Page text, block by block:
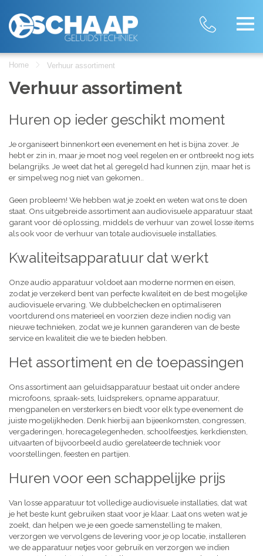
Home Verhuur assortiment
Verhuur assortiment
Huren op ieder geschikt moment
Je organiseert binnenkort een evenement en het is bijna zover. Je
hebt er zin in, maar je moet nog veel regelen en er ontbreekt nog iets
belangrijks. Je weet dat het al geregeld had kunnen zijn, maar het is
er simpelweg nog niet van gekomen..
Geen probleem! We hebben wat je zoekt en weten wat ons te doen
staat. Ons uitgebreide assortiment aan audiovisuele apparatuur staat
garant voor dé oplossing, middels de verhuur van zowel losse items
als ook voor de verhuur van totale audiovisuele installaties.
Kwaliteitsapparatuur dat werkt
Onze audio apparatuur voldoet aan moderne normen en eisen,
zodat je verzekerd bent van perfecte kwaliteit en de best mogelijke
audiovisuele ervaring. We dubbelchecken en optimaliseren
voortdurend ons materieel en voorzien deze indien nodig van
nieuwe technieken, zodat we je kunnen garanderen van de beste
service en kwaliteit die we te bieden hebben.
Het assortiment en de toepassingen
Ons assortiment aan geluidsapparatuur bestaat uit onder andere
microfoons, spraak-sets, luidsprekers, opname apparatuur,
mengpanelen en versterkers en biedt voor elk type evenement de
juiste mogelijkheden. Denk hierbij aan bijeenkomsten, congressen,
vergaderingen, horecagelegenheden, schoolfeestjes, kerkdiensten,
uitvaarten of bijvoorbeeld audio gerelateerde techniek voor
voorstellingen, feesten en partijen.
Huren voor een schappelijke prijs
Van losse apparatuur tot volledige audiovisuele installaties, dat wat
je het beste kunt gebruiken staat voor je klaar. Laat ons weten wat je
zoekt, dan helpen we je een goede samenstelling te maken,
verzorgen we vervolgens de levering voor je op locatie, installeren
we de apparatuur netjes voor gebruik en verzorgen we indien